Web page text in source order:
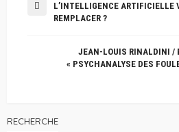
L’INTELLIGENCE ARTIFICIELLE
REMPLACER ?
JEAN-LOUIS RINALDINI /
« PSYCHANALYSE DES
RECHERCHE